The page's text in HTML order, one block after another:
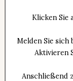
Klicken Sie
Melden Sie sich
Aktivieren
Anschließend